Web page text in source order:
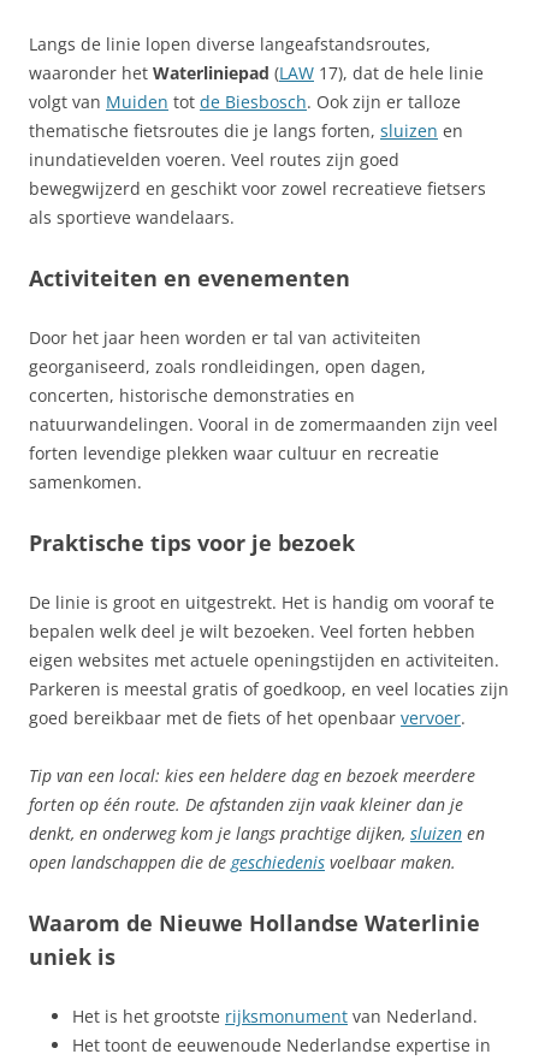
Langs de linie lopen diverse langeafstandsroutes,
waaronder het Waterliniepad (LAW 17), dat de hele linie
volgt van Muiden tot de Biesbosch. Ook zijn er talloze
thematische fietsroutes die je langs forten, sluizen en
inundatievelden voeren. Veel routes zijn goed
bewegwijzerd en geschikt voor zowel recreatieve fietsers
als sportieve wandelaars.
Activiteiten en evenementen
Door het jaar heen worden er tal van activiteiten
georganiseerd, zoals rondleidingen, open dagen,
concerten, historische demonstraties en
natuurwandelingen. Vooral in de zomermaanden zijn veel
forten levendige plekken waar cultuur en recreatie
samenkomen.
Praktische tips voor je bezoek
De linie is groot en uitgestrekt. Het is handig om vooraf te
bepalen welk deel je wilt bezoeken. Veel forten hebben
eigen websites met actuele openingstijden en activiteiten.
Parkeren is meestal gratis of goedkoop, en veel locaties zijn
goed bereikbaar met de fiets of het openbaar vervoer.
Tip van een local: kies een heldere dag en bezoek meerdere
forten op één route. De afstanden zijn vaak kleiner dan je
denkt, en onderweg kom je langs prachtige dijken, sluizen en
open landschappen die de geschiedenis voelbaar maken.
Waarom de Nieuwe Hollandse Waterlinie
uniek is
Het is het grootste rijksmonument van Nederland.
Het toont de eeuwenoude Nederlandse expertise in